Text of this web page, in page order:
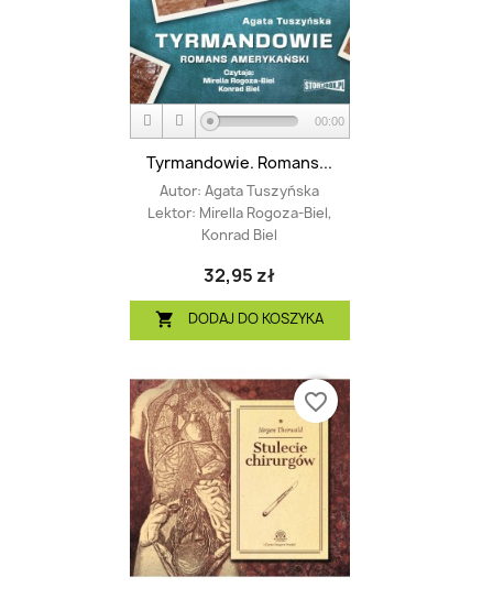
00:00
Tyrmandowie. Romans...
Autor: Agata Tuszyńska
Lektor: Mirella Rogoza-Biel,
Konrad Biel
32,95 zł
 DODAJ DO KOSZYKA
favorite_border